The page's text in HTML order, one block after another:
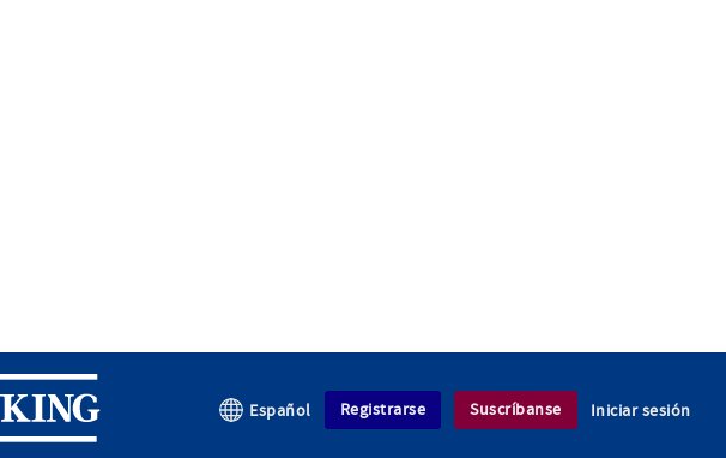
Español Registrarse Suscríbanse Iniciar sesión